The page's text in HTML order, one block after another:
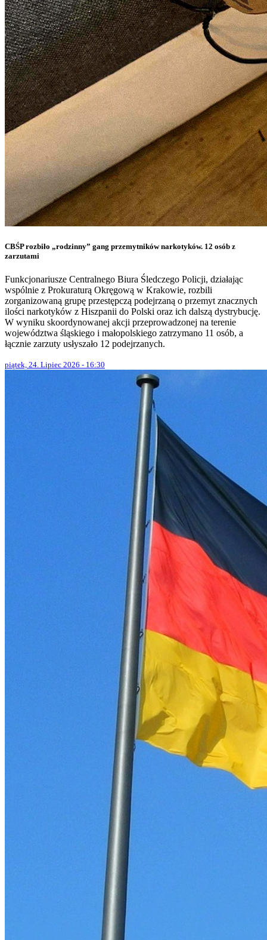
CBŚP rozbiło „rodzinny” gang przemytników narkotyków. 12 osób z
zarzutami
Funkcjonariusze Centralnego Biura Śledczego Policji, działając
wspólnie z Prokuraturą Okręgową w Krakowie, rozbili
zorganizowaną grupę przestępczą podejrzaną o przemyt znacznych
ilości narkotyków z Hiszpanii do Polski oraz ich dalszą dystrybucję.
W wyniku skoordynowanej akcji przeprowadzonej na terenie
województwa śląskiego i małopolskiego zatrzymano 11 osób, a
łącznie zarzuty usłyszało 12 podejrzanych.
piątek, 24. Lipiec 2026 - 16:30